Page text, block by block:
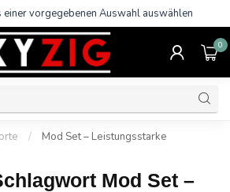
einer vorgegebenen Auswahl auswählen
0
/
Mod Set – Leistungsstarke
Mod Set –